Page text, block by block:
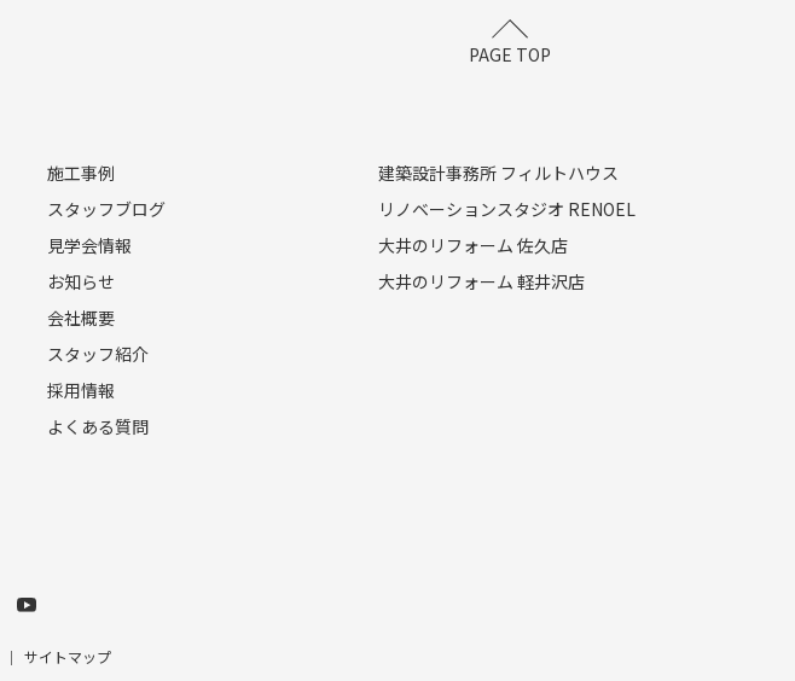
PAGE TOP
施工事例
スタッフブログ
見学会情報
お知らせ
会社概要
スタッフ紹介
採用情報
よくある質問
建築設計事務所 フィルトハウス
リノベーションスタジオ RENOEL
大井のリフォーム 佐久店
大井のリフォーム 軽井沢店
サイトマップ